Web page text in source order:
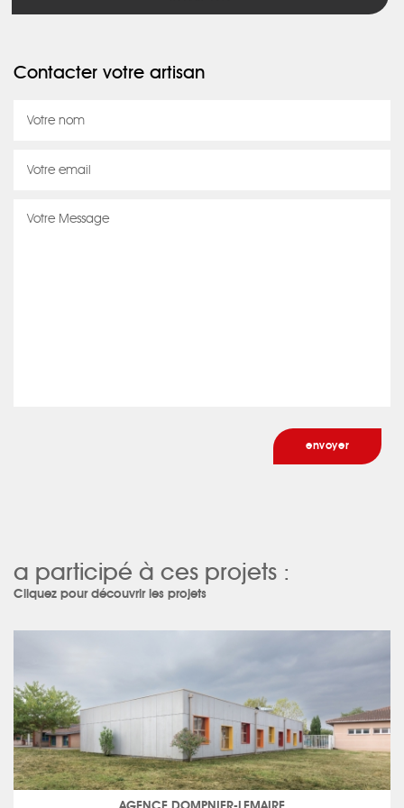
Contacter votre artisan
a participé à ces projets :
Cliquez pour découvrir les projets